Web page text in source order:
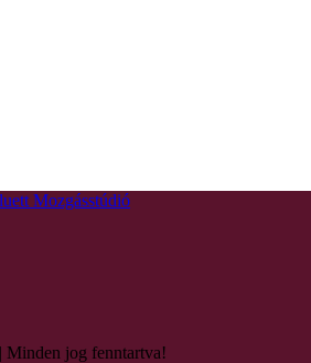
Minden jog fenntartva!